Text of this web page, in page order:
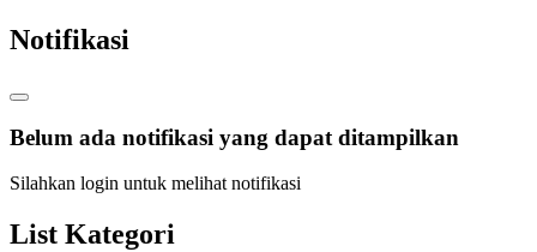
Notifikasi
Belum ada notifikasi yang dapat ditampilkan
Silahkan login untuk melihat notifikasi
List Kategori